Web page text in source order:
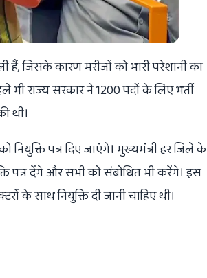
जिसके कारण मरीजों को भारी परेशानी का
राज्य सरकार ने 1200 पदों के लिए भर्ती
थी।
पत्र दिए जाएंगे। मुख्यमंत्री हर जिले के
देंगे और सभी को संबोधित भी करेंगे। इस
के साथ नियुक्ति दी जानी चाहिए थी।